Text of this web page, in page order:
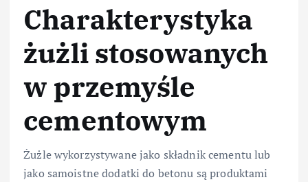
Charakterystyka
żużli stosowanych
w przemyśle
cementowym
Żużle wykorzystywane jako składnik cementu lub
jako samoistne dodatki do betonu są produktami